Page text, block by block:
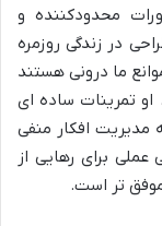
محدودکننده و
در زندگی روزمره
ما درونی هستند
او تمرینات ساده ای
افکار منفی
برای رهایی از
تر است.